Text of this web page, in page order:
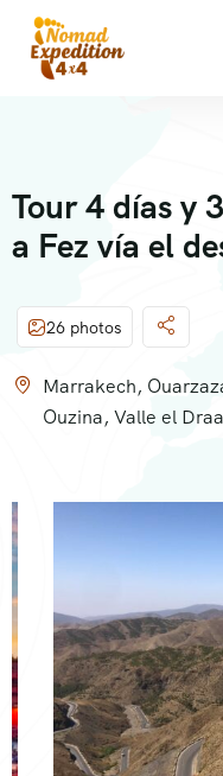
Tour 4 días y
a Fez vía el
26 photos
Marrakech,
Ouzina, Valle el Draa